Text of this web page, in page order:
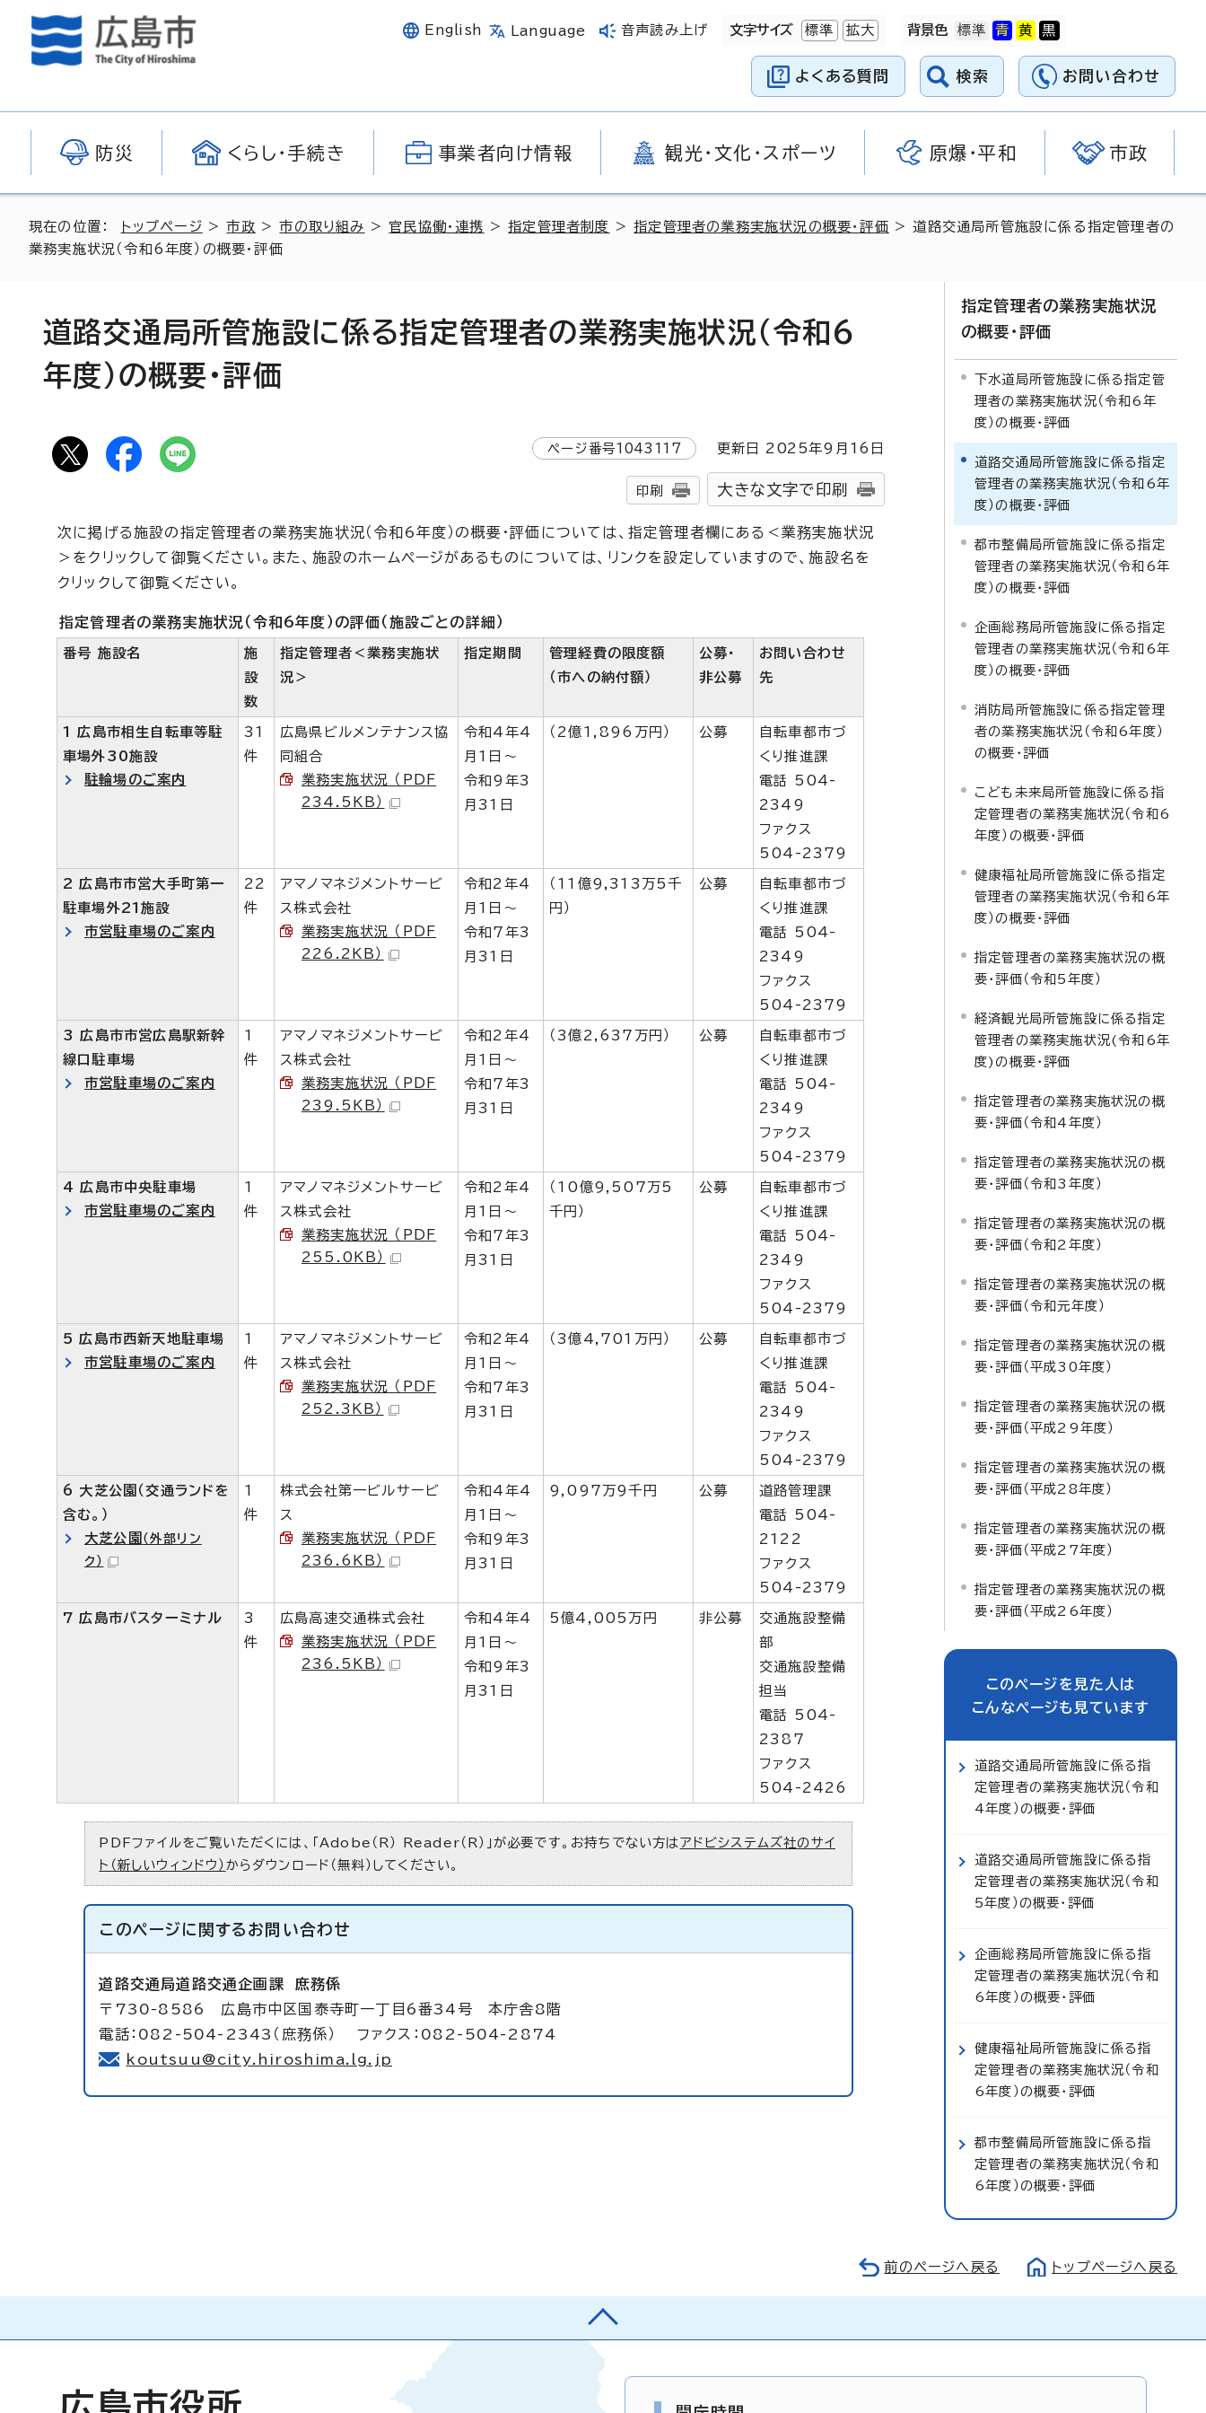
English Language 音声読み上げ 文字サイズ 標準 拡大 背景色
よくある質問 検索 お問い合わせ
防災 くらし・手続き 事業者向け情報 観光・文化・スポーツ 原爆・平和 市政
現在の位置： トップページ >市政 >市の取り組み > 官民協働・連携 >指定管理者制度 >指定管理者の業務実施状況の概要・評価 > 道路交通局所管施設に係る指定管理者の
業務実施状況（令和6年度）の概要・評価
道路交通局所管施設に係る指定管理者の業務実施状況（令和6
年度）の概要・評価
ページ番号1043117 更新日 2025年9月 16 日
印刷 大きな文字で印刷
次に掲げる施設の指定管理者の業務実施状況（令和6年度）の概要・評価については、指定管理者欄にある＜業務実施状況
＞をクリックして御覧ください。また、施設のホームページがあるものについては、リンクを設定していますので、施設名を
クリックして御覧ください。
指定管理者の業務実施状況（令和6年度）の評価（施設ごとの詳細）
番号 施設名
施
設
数
指定管理者＜業務実施状
況＞
指定期間
管理経費の限度額
（市への納付額）
公募・
非公募
お問い合わせ
先
1 広島市相生自転車等駐
車場外30施設
駐輪場のご案内
31
件
広島県ビルメンテナンス協
同組合
業務実施状況 （PDF
234.5KB）
令和4年4
月1日～
令和9年3
月31日
（2億1,896万円） 公募
自転車都市づ
くり推進課
電話 504-
2349
ファクス
504-2379
2 広島市市営大手町第一
駐車場外21施設
市営駐車場のご案内
22
件
アマノマネジメントサービ
ス株式会社
業務実施状況 （PDF
226.2KB）
令和2年4
月1日～
令和7年3
月31日
（11億9,313万5千
円）
公募
自転車都市づ
くり推進課
電話 504-
2349
ファクス
504-2379
3 広島市市営広島駅新幹
線口駐車場
市営駐車場のご案内
1
件
アマノマネジメントサービ
ス株式会社
業務実施状況 （PDF
239.5KB）
令和2年4
月1日～
令和7年3
月31日
（3億2,637万円） 公募
自転車都市づ
くり推進課
電話 504-
2349
ファクス
504-2379
4 広島市中央駐車場
市営駐車場のご案内
1
件
アマノマネジメントサービ
ス株式会社
業務実施状況 （PDF
255.0KB）
令和2年4
月1日～
令和7年3
月31日
（10億9,507万5
千円）
公募
自転車都市づ
くり推進課
電話 504-
2349
ファクス
504-2379
5 広島市西新天地駐車場
市営駐車場のご案内
1
件
アマノマネジメントサービ
ス株式会社
業務実施状況 （PDF
252.3KB）
令和2年4
月1日～
令和7年3
月31日
（3億4,701万円） 公募
自転車都市づ
くり推進課
電話 504-
2349
ファクス
504-2379
6 大芝公園（交通ランドを
含む。）
大芝公園 （外部リン
ク）
1
件
株式会社第一ビルサービ
ス
業務実施状況 （PDF
236.6KB）
令和4年4
月1日～
令和9年3
月31日
9,097万9千円 公募
道路管理課
電話 504-
2122
ファクス
504-2379
7 広島市バスターミナル
3
件
広島高速交通株式会社
業務実施状況 （PDF
236.5KB）
令和4年4
月1日～
令和9年3
月31日
5億4,005万円 非公募
交通施設整備
部
交通施設整備
担当
電話 504-
2387
ファクス
504-2426
PDFファイルをご覧いただくには、「Adobe（R） Reader（R）」が必要です。お持ちでない方は アドビシステムズ社のサイ
ト（新しいウィンドウ） からダウンロード（無料）してください。
このページに関する お問い合わせ
道路交通局道路交通企画課庶務係
〒730-8586 広島市中区国泰寺町一丁目6番34号 本庁舎8階
電話：082-504-2343（庶務係） ファクス：082-504-2874
koutsuu@city.hiroshima.lg.jp
指定管理者の業務実施状況
の概要・評価
下水道局所管施設に係る指定管
理者の業務実施状況（令和6年
度）の概要・評価
道路交通局所管施設に係る指定
管理者の業務実施状況（令和6年
度）の概要・評価
都市整備局所管施設に係る指定
管理者の業務実施状況（令和6年
度）の概要・評価
企画総務局所管施設に係る指定
管理者の業務実施状況（令和6年
度）の概要・評価
消防局所管施設に係る指定管理
者の業務実施状況（令和6年度）
の概要・評価
こども未来局所管施設に係る指
定管理者の業務実施状況（令和6
年度）の概要・評価
健康福祉局所管施設に係る指定
管理者の業務実施状況（令和6年
度）の概要・評価
指定管理者の業務実施状況の概
要・評価（令和5年度）
経済観光局所管施設に係る指定
管理者の業務実施状況(令和6年
度)の概要・評価
指定管理者の業務実施状況の概
要・評価（令和4年度）
指定管理者の業務実施状況の概
要・評価（令和3年度）
指定管理者の業務実施状況の概
要・評価（令和2年度）
指定管理者の業務実施状況の概
要・評価（令和元年度）
指定管理者の業務実施状況の概
要・評価（平成30年度）
指定管理者の業務実施状況の概
要・評価（平成29年度）
指定管理者の業務実施状況の概
要・評価（平成28年度）
指定管理者の業務実施状況の概
要・評価（平成27年度）
指定管理者の業務実施状況の概
要・評価（平成26年度）
このページを見た人は
こんなページも見ています
道路交通局所管施設に係る指
定管理者の業務実施状況（令和
4年度）の概要・評価
道路交通局所管施設に係る指
定管理者の業務実施状況（令和
5年度）の概要・評価
企画総務局所管施設に係る指
定管理者の業務実施状況（令和
6年度）の概要・評価
健康福祉局所管施設に係る指
定管理者の業務実施状況（令和
6年度）の概要・評価
都市整備局所管施設に係る指
定管理者の業務実施状況（令和
6年度）の概要・評価
前のページへ戻る トップページへ戻る
広島市役所